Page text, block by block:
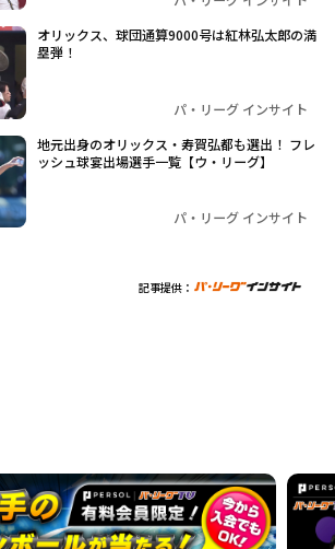
オリックス、球団通算9000号は紅林弘太郎の満
塁弾！
パ・リーグ インサイト
地元出身のオリックス・寿賀弘都も選出！ フレ
ッシュ球宴出場選手一覧【ウ・リーグ】
パ・リーグ インサイト
記事提供：